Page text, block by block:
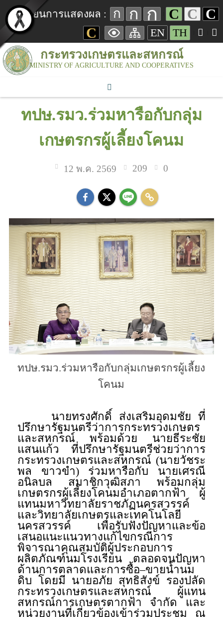
เปลี่ยนการแสดงผล : ก ก ก C C C
C
EN TH
กระทรวงเกษตรและสหกรณ์
MINISTRY OF AGRICULTURE AND COOPERATIVES
ทปษ.รมว.ร่วมหารือกับกลุ่ม
เกษตรกรผู้เลี้ยงโคนม
12 พ.ค. 2569 209 0
ทปษ.รมว.ร่วมหารือกับกลุ่มเกษตรกรผู้เลี้ยง
โคนม
นายทรงศักดิ์ ส่งเสริมอุดมชัย ที่
ปรึกษารัฐมนตรีว่าการกระทรวงเกษตร
และสหกรณ์ พร้อมด้วย นายธีระชัย
แสนแก้ว ที่ปรึกษารัฐมนตรีช่วยว่าการ
กระทรวงเกษตรและสหกรณ์ (นายวัชระ
พล ขาวขำ) ร่วมหารือกับ นายเศรณี
อนิลบล สมาชิกวุฒิสภา พร้อมกลุ่ม
เกษตรกรผู้เลี้ยงโคนมอำเภอตากฟ้า ผู้
แทนมหาวิทยาลัยราชภัฏนครสวรรค์
และวิทยาลัยเกษตรและเทคโนโลยี
นครสวรรค์ เพื่อรับฟังปัญหาและข้อ
เสนอแนะแนวทางแก้ไขกรณีการ
พิจารณาคุณสมบัติผู้ประกอบการ
ผลิตภัณฑ์นมโรงเรียน ตลอดจนปัญหา
ด้านการตลาดและการซื้อ–ขายน้ำนม
ดิบ โดยมี นายอภัย สุทธิสังข์ รองปลัด
กระทรวงเกษตรและสหกรณ์ ผู้แทน
สหกรณ์การเกษตรตากฟ้า จำกัด และ
หน่วยงานที่เกี่ยวข้องเข้าร่วมประชุม ณ